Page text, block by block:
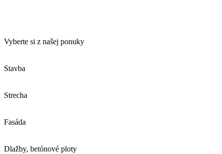
Vyberte si z našej ponuky
Stavba
Strecha
Fasáda
Dlažby, betónové ploty